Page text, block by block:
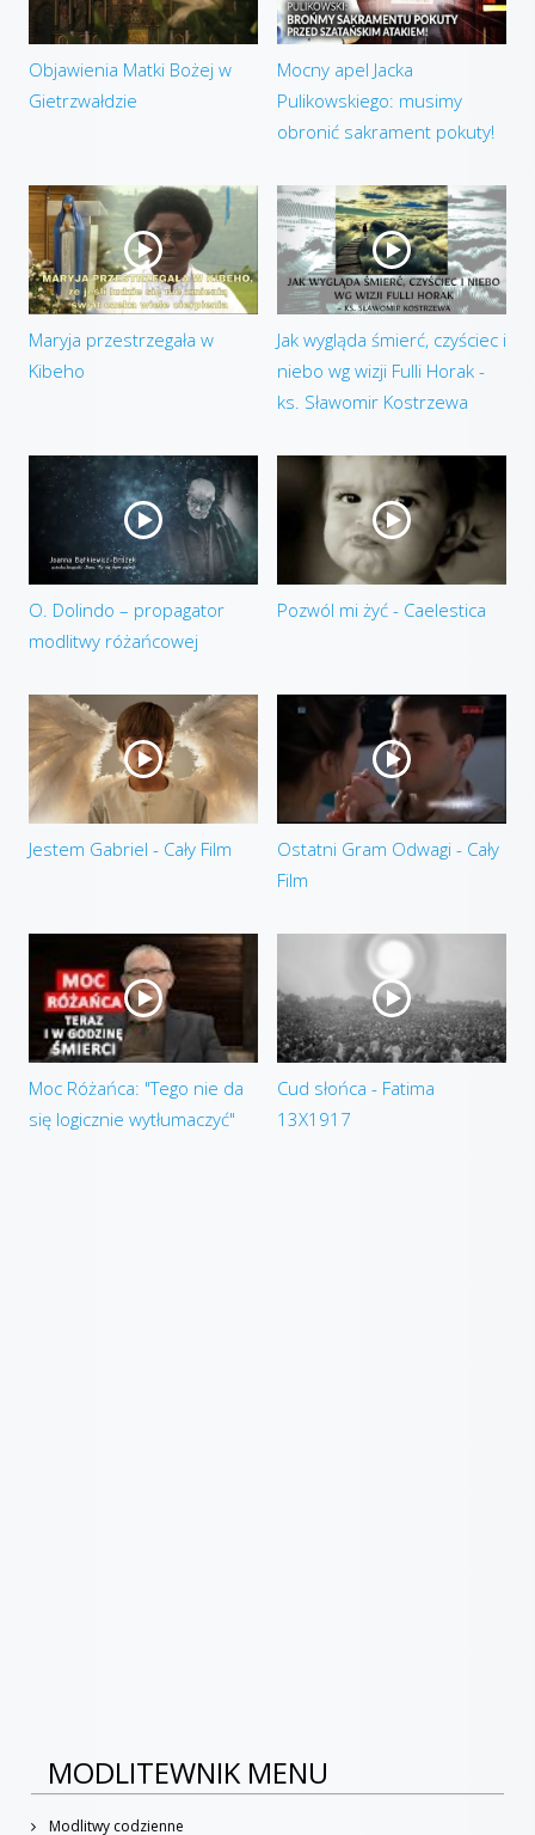
Objawienia Matki Bożej w
Gietrzwałdzie
Mocny apel Jacka
Pulikowskiego: musimy
obronić sakrament pokuty!
Maryja przestrzegała w
Kibeho
Jak wygląda śmierć, czyściec i
niebo wg wizji Fulli Horak -
ks. Sławomir Kostrzewa
O. Dolindo – propagator
modlitwy różańcowej
Pozwól mi żyć - Caelestica
Jestem Gabriel - Cały Film
Ostatni Gram Odwagi - Cały
Film
Moc Różańca: "Tego nie da
się logicznie wytłumaczyć"
Cud słońca - Fatima
13X1917
MODLITEWNIK MENU
Modlitwy codzienne